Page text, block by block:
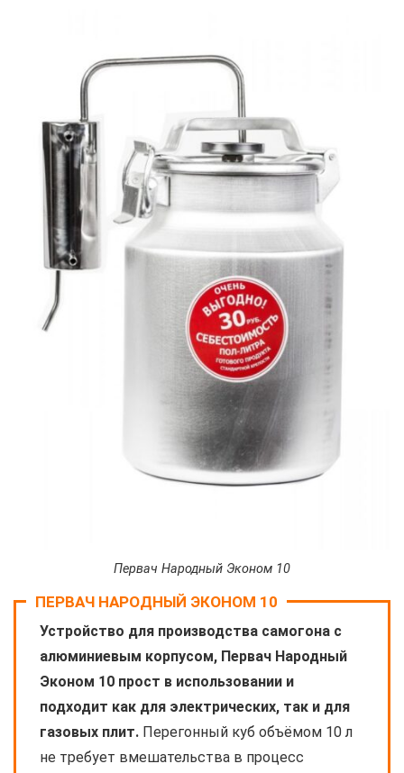
Первач Народный Эконом 10
ПЕРВАЧ НАРОДНЫЙ ЭКОНОМ 10
Устройство для производства самогона с
алюминиевым корпусом, Первач Народный
Эконом 10 прост в использовании и
подходит как для электрических, так и для
газовых плит. Перегонный куб объёмом 10 л
не требует вмешательства в процесс